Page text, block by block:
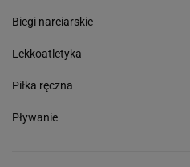
Biegi narciarskie
Lekkoatletyka
Piłka ręczna
Pływanie